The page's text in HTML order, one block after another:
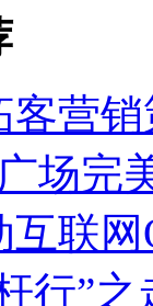
客营
广场
互联
行”